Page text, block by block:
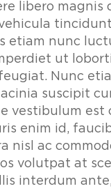
libero magnis
etiam nunc
ut
Nunc
suscipit
vestibulum est
enim id,
nisl ac
volutpat at
interdum